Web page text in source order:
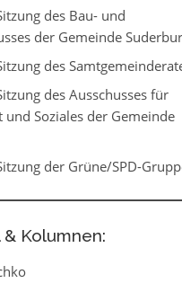
des Bau- und
der Gemeinde
des
des Ausschusses für
und Soziales der Gemeinde
der Grüne/SPD-
Kolumnen: